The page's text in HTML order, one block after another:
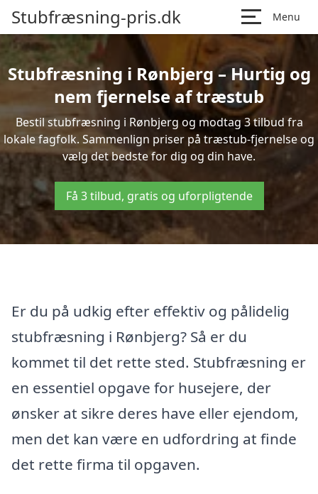
Stubfræsning-pris.dk Menu
Stubfræsning i Rønbjerg – Hurtig og
nem fjernelse af træstub
Bestil stubfræsning i Rønbjerg og modtag 3 tilbud fra
lokale fagfolk. Sammenlign priser på træstub-fjernelse og
vælg det bedste for dig og din have.
Få 3 tilbud, gratis og uforpligtende
Er du på udkig efter effektiv og pålidelig
stubfræsning i Rønbjerg? Så er du
kommet til det rette sted. Stubfræsning er
en essentiel opgave for husejere, der
ønsker at sikre deres have eller ejendom,
men det kan være en udfordring at finde
det rette firma til opgaven.